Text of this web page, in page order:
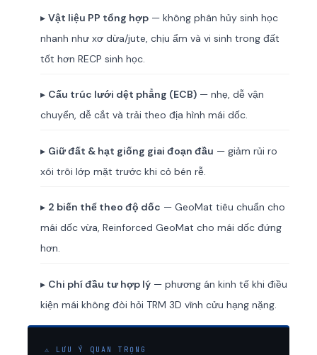
▸Vật liệu PP tổng hợp — không phân hủy sinh học
nhanh như xơ dừa/jute, chịu ẩm và vi sinh trong đất
tốt hơn RECP sinh học.
▸ Cấu trúc lưới dệt phẳng (ECB) — nhẹ, dễ vận
chuyển, dễ cắt và trải theo địa hình mái dốc.
▸ Giữ đất & hạt giống giai đoạn đầu — giảm rủi ro
xói trôi lớp mặt trước khi cỏ bén rễ.
▸ 2 biến thể theo độ dốc — GeoMat tiêu chuẩn cho
mái dốc vừa, Reinforced GeoMat cho mái dốc đứng
hơn.
▸ Chi phí đầu tư hợp lý — phương án kinh tế khi điều
kiện mái không đòi hỏi TRM 3D vĩnh cửu hạng nặng.
⚠ LƯU Ý QUAN TRỌNG